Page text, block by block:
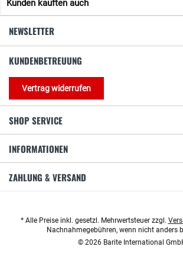
Kunden kauften auch
NEWSLETTER
KUNDENBETREUUNG
Vertrag widerrufen
SHOP SERVICE
INFORMATIONEN
ZAHLUNG & VERSAND
* Alle Preise inkl. gesetzl. Mehrwertsteuer zzgl.
Nachnahmegebühren, wenn nicht anders
© 2026 Barite International